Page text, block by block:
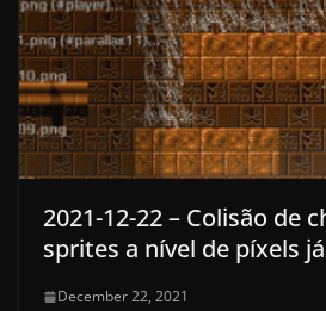
2021-12-22 – Colisão de
sprites a nível de píxels
December 22, 2021